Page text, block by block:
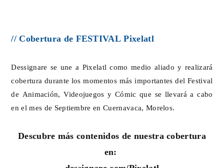
// Cobertura de FESTIVAL Pixelatl
Dessignare se une a Pixelatl como medio aliado y realizará
cobertura durante los momentos más importantes del Festival
de Animación, Videojuegos y Cómic que se llevará a cabo
en el mes de Septiembre en Cuernavaca, Morelos.
Descubre más contenidos de nuestra cobertura
en: